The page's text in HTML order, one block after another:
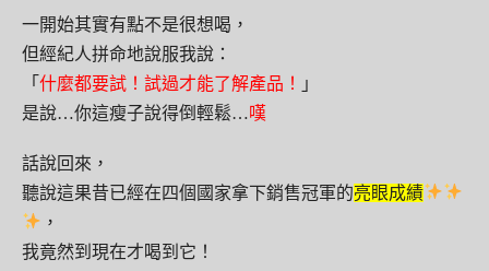
一開始其實有點不是很想喝，
但經紀人拼命地說服我說：
「 什麼都要試！試過才能了解產品！
」
是說…你這瘦子說得倒輕鬆…嘆
話說回來，
聽說這果昔已經在四個國家拿下銷售冠軍的亮眼成績
，
我竟然到現在才喝到它！